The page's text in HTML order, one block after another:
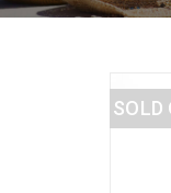
SOLD